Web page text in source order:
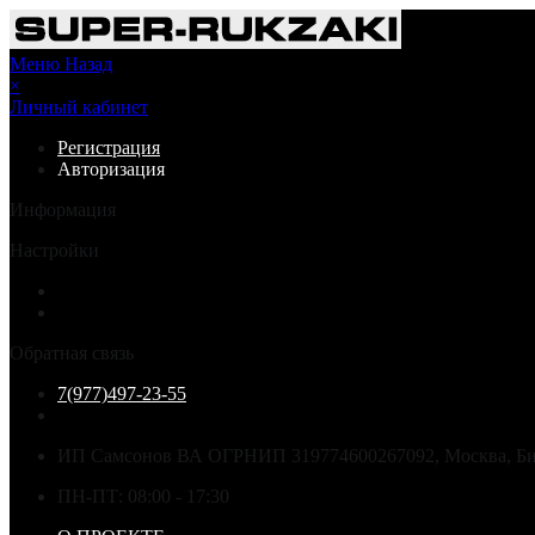
Меню Назад
×
Личный кабинет
Регистрация
Авторизация
Информация
Настройки
Обратная связь
7(977)497-23-55
ИП Самсонов ВА ОГРНИП 319774600267092, Москва,
ПН-ПТ: 08:00 - 17:30